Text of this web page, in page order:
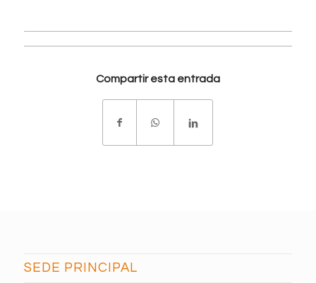
Compartir esta entrada
SEDE PRINCIPAL